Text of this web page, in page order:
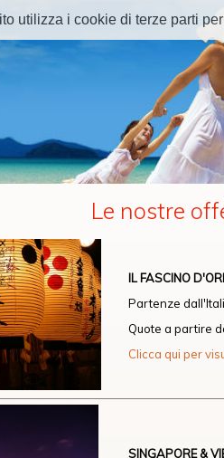
Le nostre
IL FASCINO
Partenze
Quote a partire
Clicca qui per
SINGAPORE &
utilizza i cookie di terze parti